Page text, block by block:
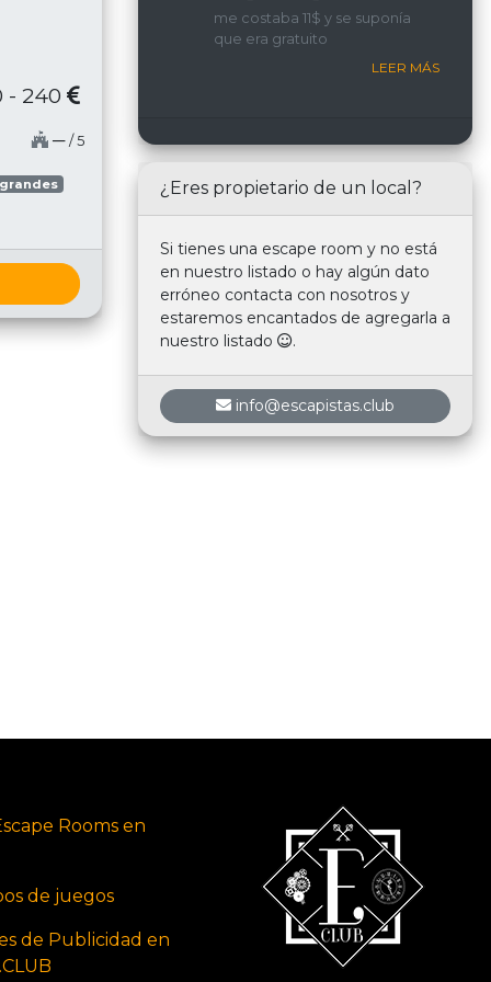
- 240
─ / 5
interacción constante con
nosotros.
me costaba 11$ y se suponía
que era gratuito
LEER MÁS
¿Eres propietario de un local?
Si tienes una escape room y no está
en nuestro listado o hay algún dato
erróneo contacta con nosotros y
estaremos encantados de agregarla a
nuestro listado
.
info@escapistas.club
Rooms en
de juegos
de Publicidad en